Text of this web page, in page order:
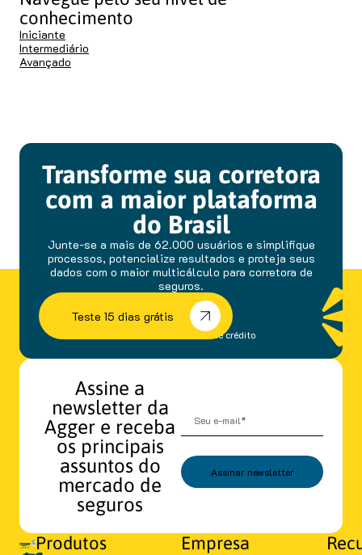
conhecimento
Iniciante
Intermediário
Avançado
Transforme sua corretora
com a maior plataforma
do Brasil
Junte-se a mais de 62.000 usuários e simplifique
processos, potencialize resultados e proteja seus
dados com o maior multicálculo para corretora de
seguros.
Teste 15 dias grátis
sem fidelidade e cartão de crédito
Assine a
newsletter da
Agger e receba
os principais
assuntos do
mercado de
seguros
Assinar newsletter
Produtos Empresa